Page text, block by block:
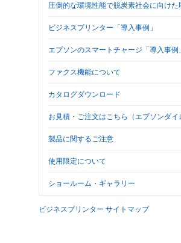
圧倒的な環境性能で脱炭素社会に向けた
ビジネスプリンター「導入事例」
エプソンのスマートチャージ「導入事例」
ファクス機能について
カタログダウンロード
お見積・ご注文はこちら（エプソンダイ
製品に関するご注意
使用限定について
ショールーム・ギャラリー
ビジネスプリンター サイトマップ